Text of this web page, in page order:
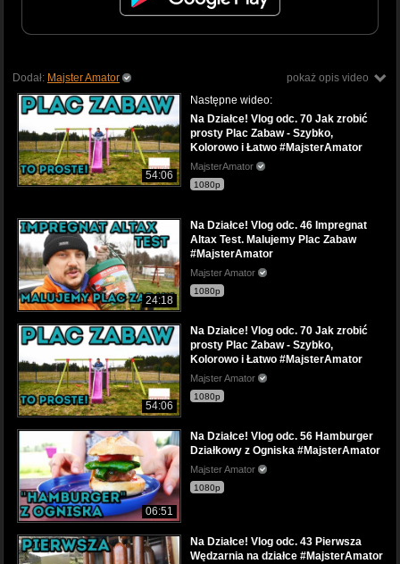
pokaż opis video
Dodał: Majster Amator
54:06
Następne wideo:
Na Działce! Vlog odc. 70 Jak zrobić
prosty Plac Zabaw - Szybko,
Kolorowo i Łatwo #MajsterAmator
MajsterAmator
1080p
24:18
Na Działce! Vlog odc. 46 Impregnat
Altax Test. Malujemy Plac Zabaw
#MajsterAmator
Majster Amator
1080p
54:06
Na Działce! Vlog odc. 70 Jak zrobić
prosty Plac Zabaw - Szybko,
Kolorowo i Łatwo #MajsterAmator
Majster Amator
1080p
06:51
Na Działce! Vlog odc. 56 Hamburger
Działkowy z Ogniska #MajsterAmator
Majster Amator
1080p
Na Działce! Vlog odc. 43 Pierwsza
Wędzarnia na działce #MajsterAmator